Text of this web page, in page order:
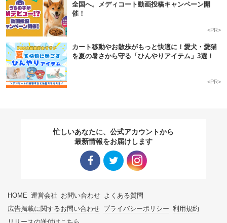
全国へ。メディコート動画投稿キャンペーン開
催！
<PR>
カート移動やお散歩がもっと快適に！愛犬・愛猫
を夏の暑さから守る「ひんやりアイテム」3選！
<PR>
忙しいあなたに、公式アカウントから
最新情報をお届けします
HOME 運営会社 お問い合わせ よくある質問
広告掲載に関するお問い合わせ プライバシーポリシー 利用規約